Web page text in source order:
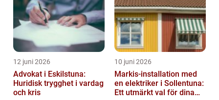
12 juni 2026
Advokat i Eskilstuna:
Huridisk trygghet i vardag
och kris
10 juni 2026
Markis-installation med
en elektriker i Sollentuna:
Ett utmärkt val för dina